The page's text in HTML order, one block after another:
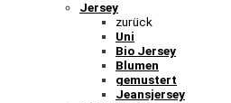
Jersey
zurück
Uni
Bio Jersey
Blumen
gemustert
Jeansjersey